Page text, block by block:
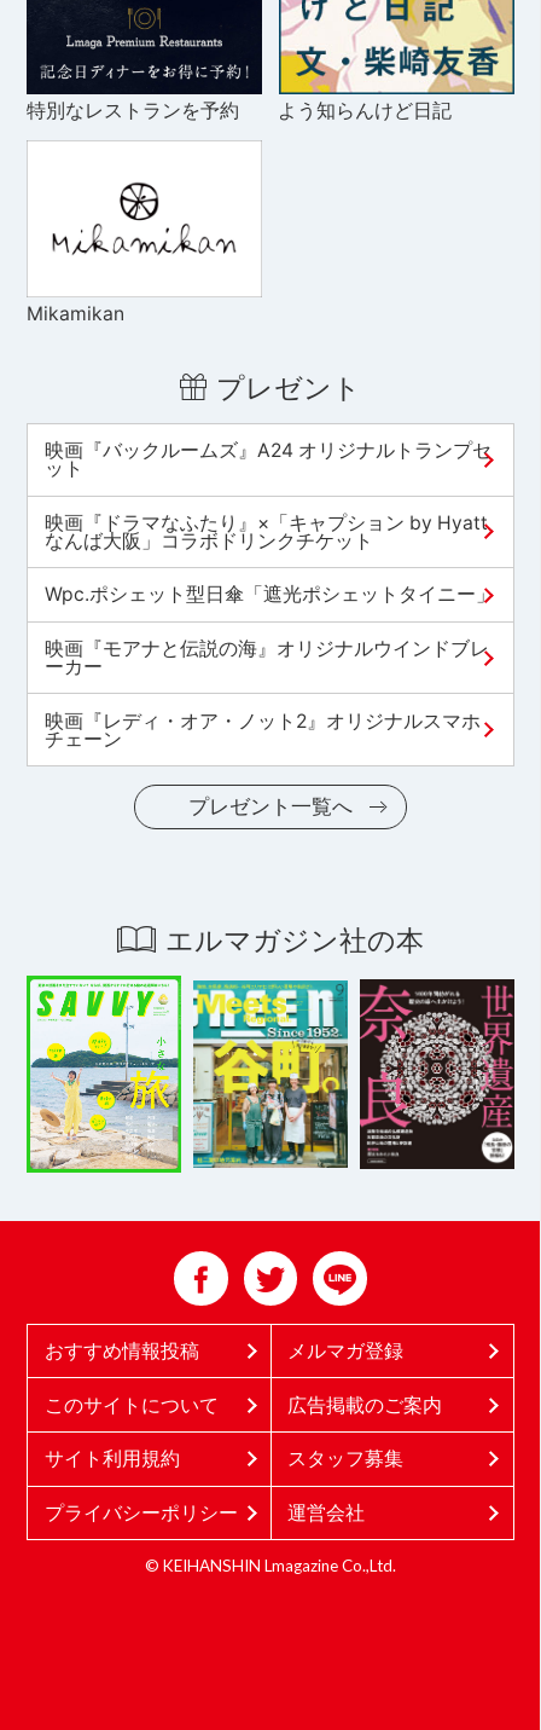
特別なレストランを予約 よう知らんけど日記
Mikamikan
プレゼント
映画『バックルームズ』A24 オリジナルトランプセ
ット
映画『ドラマなふたり』×「キャプション by Hyatt
なんば大阪」コラボドリンクチケット
Wpc.ポシェット型日傘「遮光ポシェットタイニー」
映画『モアナと伝説の海』オリジナルウインドブレ
ーカー
映画『レディ・オア・ノット2』オリジナルスマホ
チェーン
プレゼント一覧へ
エルマガジン社の本
おすすめ情報投稿 メルマガ登録
このサイトについて 広告掲載のご案内
サイト利用規約 スタッフ募集
プライバシーポリシー 運営会社
© KEIHANSHIN Lmagazine Co.,Ltd.